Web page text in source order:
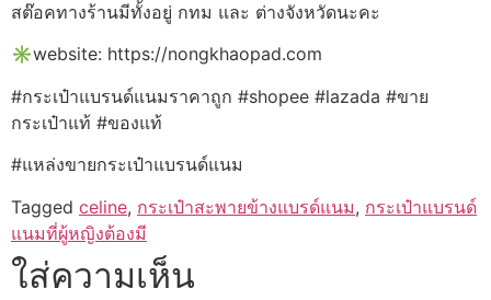
สต๊อคทางร้านมีทั้งอยู่ กทม และ ต่างจังหวัดนะคะ
✳️website: https://nongkhaopad.com
#กระเป๋าแบรนด์แนมราคาถูก #shopee #lazada #ขาย
กระเป๋าแท้ #ของแท้
#แหล่งขายกระเป๋าแบรนด์แนม
Tagged celine, กระเป๋าสะพายข้างแบรด์แนม, กระเป๋าแบรนด์
แนมที่ผู้หญิงต้องมี
ใส่ความเห็น